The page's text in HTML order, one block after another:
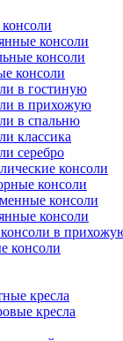
консоли
консоли
консоли
в гостиную
в прихожую
в спальню
классика
серебро
консоли
консоли
консоли
консоли
в
консоли
кресла
кресла